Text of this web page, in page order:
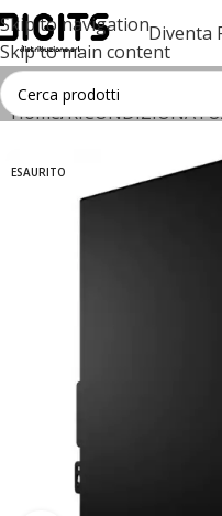
Skip to navigation
Skip to main content
Diventa
Home RICONDIZIONATO
ESAURITO